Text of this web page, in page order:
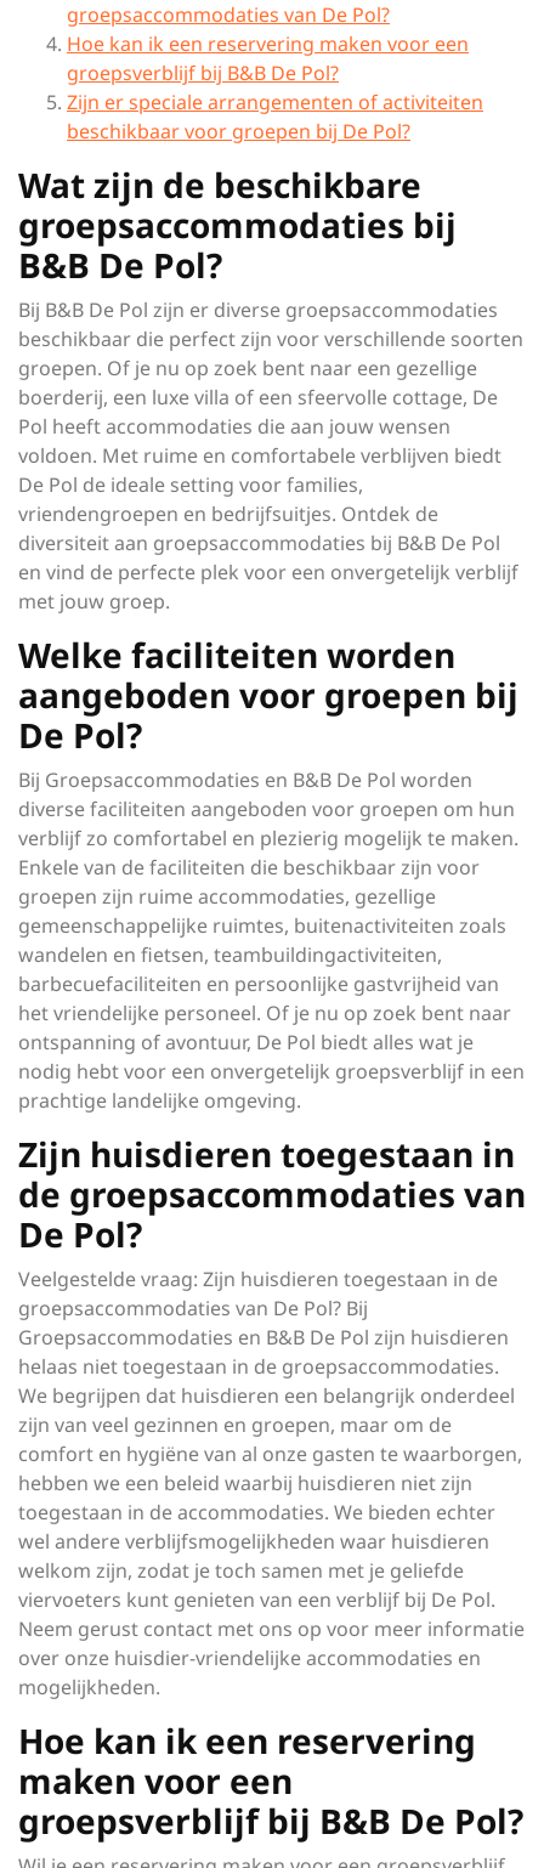
groepsaccommodaties van De Pol?
Hoe kan ik een reservering maken voor een
groepsverblijf bij B&B De Pol?
Zijn er speciale arrangementen of activiteiten
beschikbaar voor groepen bij De Pol?
Wat zijn de beschikbare
groepsaccommodaties bij
B&B De Pol?
Bij B&B De Pol zijn er diverse groepsaccommodaties
beschikbaar die perfect zijn voor verschillende soorten
groepen. Of je nu op zoek bent naar een gezellige
boerderij, een luxe villa of een sfeervolle cottage, De
Pol heeft accommodaties die aan jouw wensen
voldoen. Met ruime en comfortabele verblijven biedt
De Pol de ideale setting voor families,
vriendengroepen en bedrijfsuitjes. Ontdek de
diversiteit aan groepsaccommodaties bij B&B De Pol
en vind de perfecte plek voor een onvergetelijk verblijf
met jouw groep.
Welke faciliteiten worden
aangeboden voor groepen bij
De Pol?
Bij Groepsaccommodaties en B&B De Pol worden
diverse faciliteiten aangeboden voor groepen om hun
verblijf zo comfortabel en plezierig mogelijk te maken.
Enkele van de faciliteiten die beschikbaar zijn voor
groepen zijn ruime accommodaties, gezellige
gemeenschappelijke ruimtes, buitenactiviteiten zoals
wandelen en fietsen, teambuildingactiviteiten,
barbecuefaciliteiten en persoonlijke gastvrijheid van
het vriendelijke personeel. Of je nu op zoek bent naar
ontspanning of avontuur, De Pol biedt alles wat je
nodig hebt voor een onvergetelijk groepsverblijf in een
prachtige landelijke omgeving.
Zijn huisdieren toegestaan in
de groepsaccommodaties van
De Pol?
Veelgestelde vraag: Zijn huisdieren toegestaan in de
groepsaccommodaties van De Pol? Bij
Groepsaccommodaties en B&B De Pol zijn huisdieren
helaas niet toegestaan in de groepsaccommodaties.
We begrijpen dat huisdieren een belangrijk onderdeel
zijn van veel gezinnen en groepen, maar om de
comfort en hygiëne van al onze gasten te waarborgen,
hebben we een beleid waarbij huisdieren niet zijn
toegestaan in de accommodaties. We bieden echter
wel andere verblijfsmogelijkheden waar huisdieren
welkom zijn, zodat je toch samen met je geliefde
viervoeters kunt genieten van een verblijf bij De Pol.
Neem gerust contact met ons op voor meer informatie
over onze huisdier-vriendelijke accommodaties en
mogelijkheden.
Hoe kan ik een reservering
maken voor een
groepsverblijf bij B&B De Pol?